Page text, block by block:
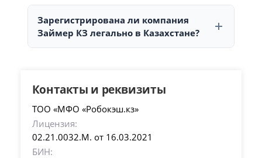
Телефон:+7 (775) 0300-24-7, E-mail:
info.robocash@zaimer.kz
Микрокредиты в Займер КЗ предоставляет ТОО
«МФО «Робокэш.кз», которое осуществляет
финансовую деятельность и обслуживание
клиентов.
Зарегистрирована ли компания
Займер КЗ легально в Казахстане?
Контакты и реквизиты
ТОО «МФО «Робокэш.кз»
Лицензия:
02.21.0032.M. от 16.03.2021
БИН: